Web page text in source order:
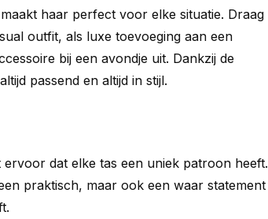
haar perfect voor elke situatie. Draag
outfit, als luxe toevoeging aan een
bij een avondje uit. Dankzij de
passend en altijd in stijl.
dat elke tas een uniek patroon heeft.
praktisch, maar ook een waar statement